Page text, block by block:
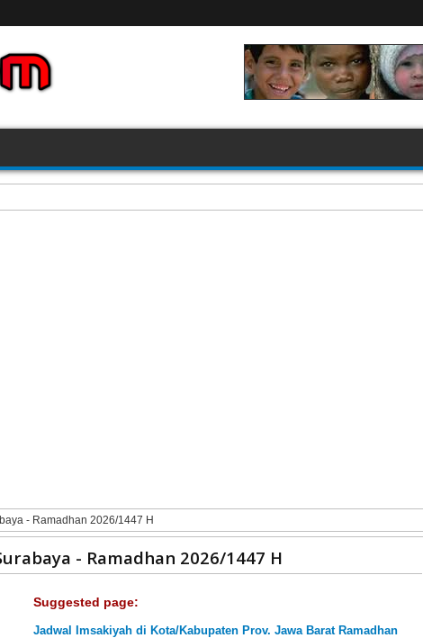
- Ramadhan 2026/1447 H
- Ramadhan 2026/1447 H
Suggested page:
Jadwal Imsakiyah di Kota/Kabupaten Prov. Jawa Barat Ramadhan